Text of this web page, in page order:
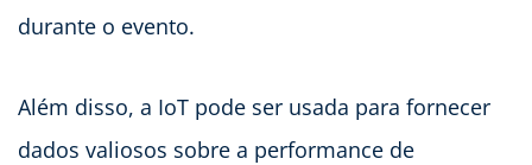
durante o evento.
Além disso, a IoT pode ser usada para fornecer
dados valiosos sobre a performance de